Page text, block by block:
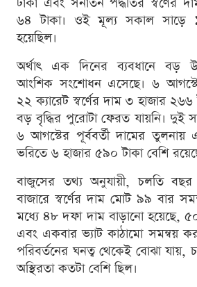
৬৪ টাকা। ওই মূল্য সকাল সাড়ে
হয়েছিল।
অর্থাৎ এক দিনের ব্যবধানে বড়
আংশিক সংশোধন এসেছে। ৬
২২ ক্যারেট স্বর্ণের দাম ৩ হাজার
বড় বৃদ্ধির পুরোটা ফেরত যায়নি। দুই
৬ আগস্টের পূর্ববর্তী দামের তুলনায়
ভরিতে ৬ হাজার ৫৯০ টাকা বেশি
বাজুসের তথ্য অনুযায়ী, চলতি বছর
বাজারে স্বর্ণের দাম মোট ৯৯ বার
মধ্যে ৪৮ দফা দাম বাড়ানো হয়েছে,
এবং একবার ভ্যাট কাঠামো সমন্বয়
পরিবর্তনের ঘনত্ব থেকেই বোঝা যায়,
অস্থিরতা কতটা বেশি ছিল।